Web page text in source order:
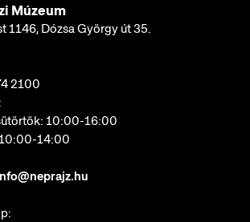
Múzeum
1146, Dózsa György út 35.
2100
10:00-16:00
14:00